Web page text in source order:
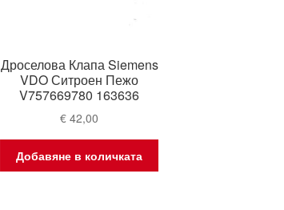
Дроселова Клапа Siemens
VDO Ситроен Пежо
V757669780 163636
€ 42,00
Добавяне в количката